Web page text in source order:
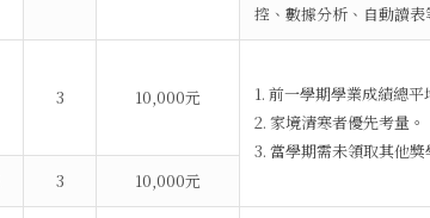
控、數據分析、自動讀表
3 10,000元
1. 前一學期學業成績總
2. 家境清寒者優先考量。
3. 當學期需未領取其他
3 10,000元